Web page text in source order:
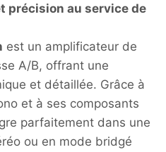
précision au service de
est un amplificateur de
A/B, offrant une
et détaillée. Grâce à
et à ses composants
parfaitement dans une
ou en mode bridgé